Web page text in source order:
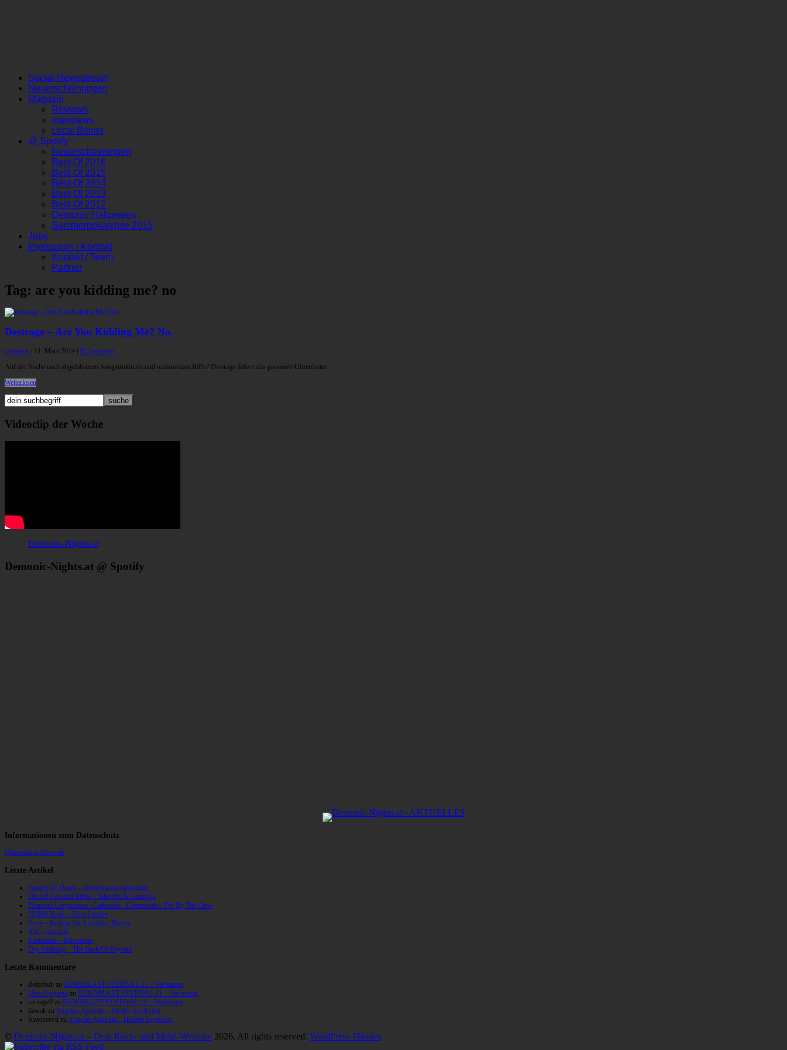
Social Newsstream
Neuerscheinungen
Magazin
Reviews
Interviews
Local Bands
@ Spotify
Neuerscheinungen
Best-Of 2016
Best-Of 2015
Best-Of 2014
Best-Of 2013
Best-Of 2012
Demonic Halloween
Summerpokalypse 2015
Jobs
Impressum / Kontakt
Kontakt / Team
Partner
Tag: are you kidding me? no
Destrage – Are You Kidding Me? No.
comastar 11. März 2014 0 Comments
Auf der Suche nach abgefahrenen Songstrukturen und wahnwitzen Riffs? Destrage liefern das passende Ohrenfutter.
Weiterlesen
Videoclip der Woche
Demonic-Nights.at
Demonic-Nights.at @ Spotify
Informationen zum Datenschutz
Datenschutz-Hinweis
Letzte Artikel
Temple Of Dread – Dreadspawn Dominion
Din Of Celestial Birds – Takeoffs & Landings
Phantom Corporation / Catbreath – Commando / Die By The Claw
10,000 Years – Esox Lucifer
Zerre – Rotting On A Golden Throne
Allt – Ataraxia
Knumears – Directions
Dry Wedding – The Back Of Beyond
Letzte Kommentare
Belzebub zu EUROBLAST FESTIVAL 11 – Verlosung
Max Gregorio zu EUROBLAST FESTIVAL 11 – Verlosung
carnage9 zu EUROBLAST FESTIVAL 11 – Verlosung
dawak zu Angelus Apatrida – Hidden Evolution
Slaytheevil zu Angelus Apatrida – Hidden Evolution
© Demonic-Nights.at – Dein Rock- und Metal-Webzine 2026. All rights reserved. WordPress Themes